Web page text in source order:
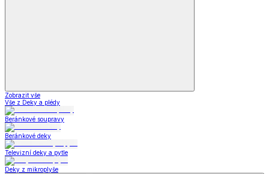
Zobrazit vše
Vše z Deky a plédy
Beránkové soupravy
Beránkové deky
Televizní deky a pytle
Deky z mikroplyše